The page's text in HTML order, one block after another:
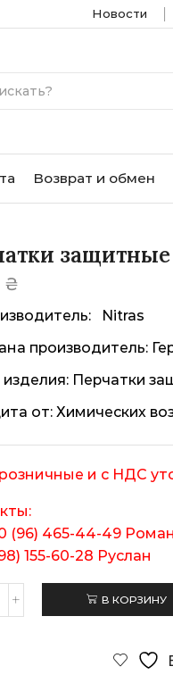
Новости
Возврат и обмен
защитные
₴
Nitras
производитель:
Перчатки
от: Химических
и с НДС
(96) 465-44-49 Роман
155-60-28 Руслан
В КОРЗИНУ